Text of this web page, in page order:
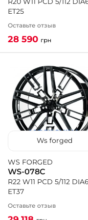
ET25
Оставьте отзыв
28 590 грн
Ws forged
WS FORGED
WS-078C
R22 W11 PCD 5/112
ET37
Оставьте отзыв